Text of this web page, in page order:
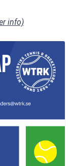
info)